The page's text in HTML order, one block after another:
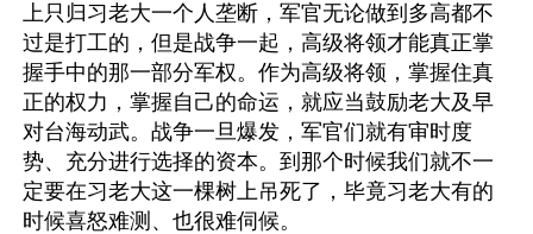
上只归习老大一个人垄断，军官无论做到多高都不
过是打工的，但是战争一起，高级将领才能真正掌
握手中的那一部分军权。作为高级将领，掌握住真
正的权力，掌握自己的命运，就应当鼓励老大及早
对台海动武。战争一旦爆发，军官们就有审时度
势、充分进行选择的资本。到那个时候我们就不一
定要在习老大这一棵树上吊死了，毕竟习老大有的
时候喜怒难测、也很难伺候。